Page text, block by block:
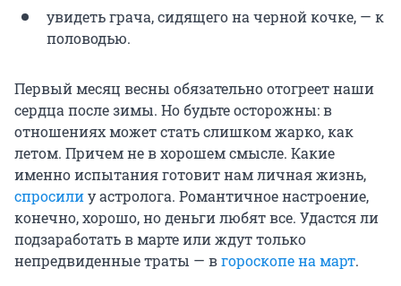
увидеть грача, сидящего на черной кочке, — к
половодью.
Первый месяц весны обязательно отогреет наши
сердца после зимы. Но будьте осторожны: в
отношениях может стать слишком жарко, как
летом. Причем не в хорошем смысле. Какие
именно испытания готовит нам личная жизнь,
спросилиу астролога. Романтичное настроение,
конечно, хорошо, но деньги любят все. Удастся ли
подзаработать в марте или ждут только
непредвиденные траты — вгороскопе на март.